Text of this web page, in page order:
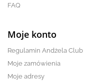
FAQ
Moje konto
Regulamin Andżela Club
Moje zamówienia
Moje adresy